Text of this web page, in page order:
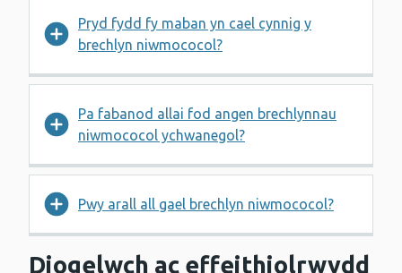
Pryd fydd fy maban yn cael cynnig y
brechlyn niwmococol?
Pa fabanod allai fod angen brechlynnau
niwmococol ychwanegol?
Pwy arall all gael brechlyn niwmococol?
Diogelwch ac effeithiolrwydd